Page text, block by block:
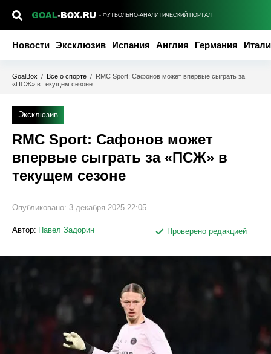
- ФУТБОЛЬНО-АНАЛИТИЧЕСКИЙ ПОРТАЛ
Новости Эксклюзив Испания Англия Германия
GoalBox / Всё о спорте / RMC Sport: Сафонов может впервые сыграть за
«ПСЖ» в текущем сезоне
Эксклюзив
RMC Sport: Сафонов может
впервые сыграть за «ПСЖ» в
текущем сезоне
Опубликовано: 3 декабря 2025 22:05
Автор: Павел Задорин Проверено редакцией